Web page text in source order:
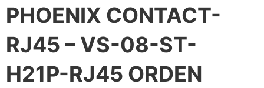
PHOENIX CONTACT-
RJ45 – VS-08-ST-
H21P-RJ45 ORDEN